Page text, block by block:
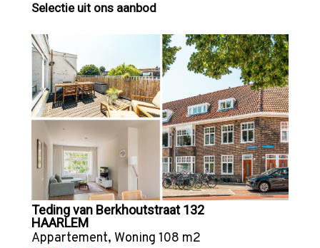
Selectie uit ons aanbod
Teding van Berkhoutstraat 132
HAARLEM
Appartement, Woning 108 m2